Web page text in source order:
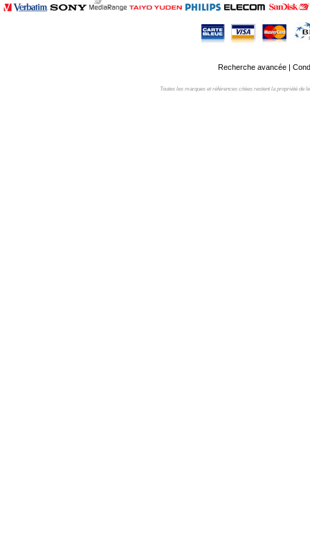
Recherche avancée|
Toutes les marques et références citées restent la propriété de